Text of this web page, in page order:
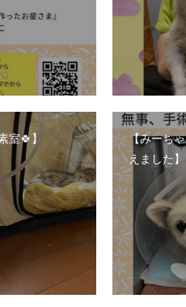
室🍀】
【みーち
えました】